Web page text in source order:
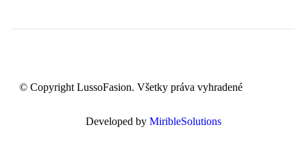
© Copyright LussoFasion. Všetky práva vyhradené
Developed by MiribleSolutions